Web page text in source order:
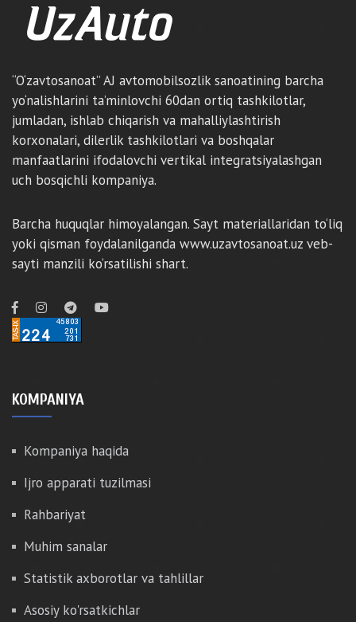
“O‘zavtosanoat” AJ avtomobilsozlik sanoatining barcha
yo‘nalishlarini ta’minlovchi 60dan ortiq tashkilotlar,
jumladan, ishlab chiqarish va mahalliylashtirish
korxonalari, dilerlik tashkilotlari va boshqalar
manfaatlarini ifodalovchi vertikal integratsiyalashgan
uch bosqichli kompaniya.
Barcha huquqlar himoyalangan. Sayt materiallaridan to‘liq
yoki qisman foydalanilganda www.uzavtosanoat.uz veb-
sayti manzili ko‘rsatilishi shart.
KOMPANIYA
Kompaniya haqida
Ijro apparati tuzilmasi
Rahbariyat
Muhim sanalar
Statistik axborotlar va tahlillar
Asosiy ko'rsatkichlar